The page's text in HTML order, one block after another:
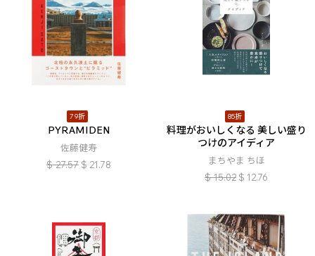
79折
PYRAMIDEN
佐藤健寿
$ 27.57 $ 21.78
85折
料理がおいしくなる 美しい盛り
つけのアイディア
まちやま ちほ
$ 15.02 $ 12.76